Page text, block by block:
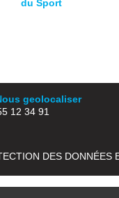
geolocaliser
34 91
DES DONNÉES